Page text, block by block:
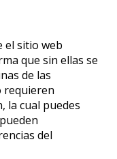
el sitio web
que sin ellas se
de las
requieren
la cual puedes
del